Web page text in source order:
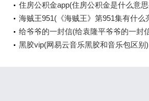
院资源
住房公积金app(住房公积金是什么意
海贼王951(《海贼王》第951集有什么
给爷爷的一封信(给袁隆平爷爷的一封
黑胶vip(网易云音乐黑胶和音乐包区别)